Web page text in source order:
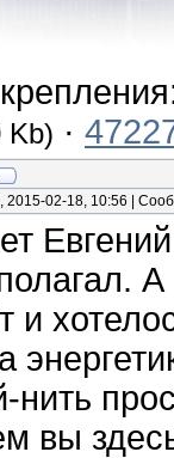
Kb) ·
2015-02-18, 10:56 |
и
нить
вы